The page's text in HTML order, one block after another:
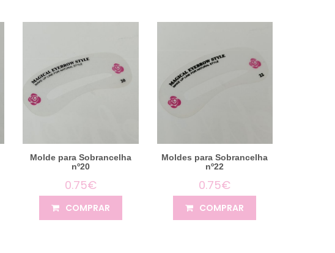
Molde para Sobrancelha
nº20
0.75€
COMPRAR
Moldes para Sobrancelha
nº22
0.75€
COMPRAR